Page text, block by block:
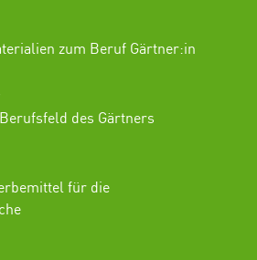
zum Beruf Gärtner:in
des Gärtners
für die